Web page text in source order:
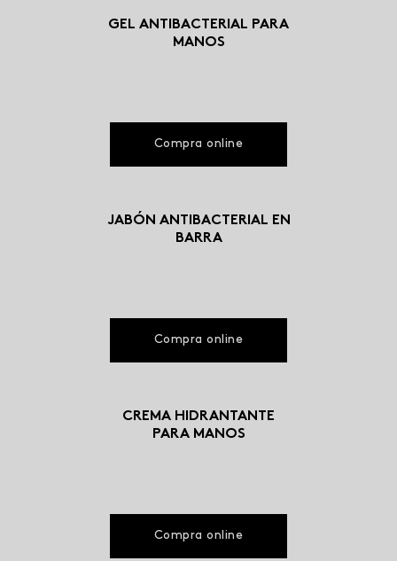
GEL ANTIBACTERIAL PARA
MANOS
Compra online
JABÓN ANTIBACTERIAL EN
BARRA
Compra online
CREMA HIDRANTANTE
PARA MANOS
Compra online